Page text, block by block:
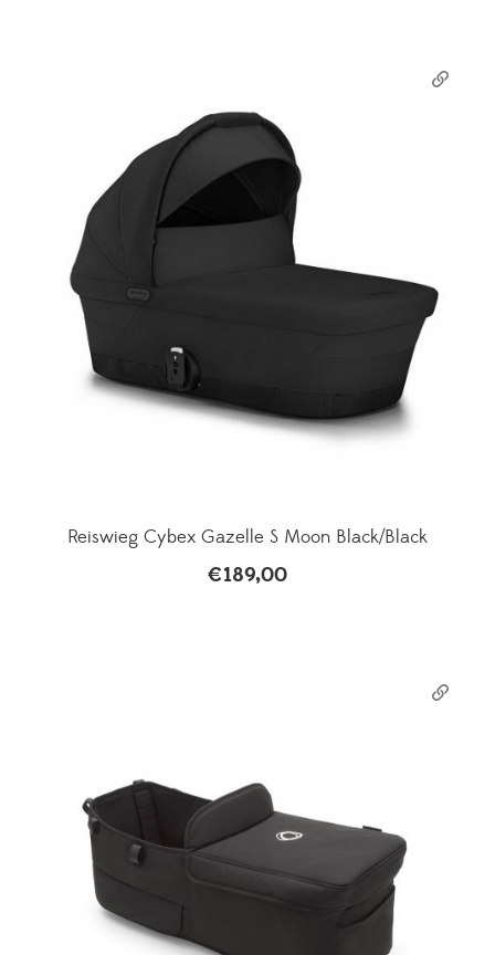
Reiswieg Cybex Gazelle S Moon Black/Black
€189,00